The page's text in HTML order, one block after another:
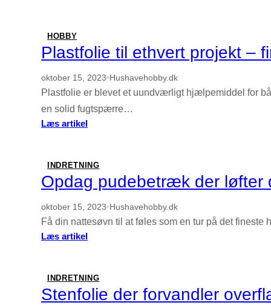
oase
med
den
perfekte
HOBBY
Plastfolie til ethvert projekt –
oktober 15, 2023•Hushavehobby.dk
Plastfolie er blevet et uundværligt hjælpemiddel for
en solid fugtspærre…
Læs artikel:
ethvert
projekt
–
find
valg
INDRETNING
Opdag pudebetræk der løfter
oktober 15, 2023•Hushavehobby.dk
Få din nattesøvn til at føles som en tur på det
Læs artikel:
der
løfter
din
INDRETNING
Stenfolie der forvandler